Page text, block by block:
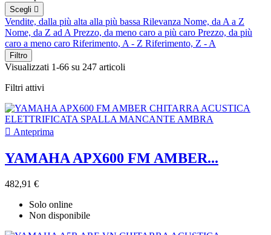
Scegli 
Vendite, dalla più alta alla più bassa Rilevanza Nome, da A a Z
Nome, da Z ad APrezzo, da meno caro a più caro Prezzo, da più
caro a meno caro Riferimento, A - Z Riferimento, Z - A
Filtro
Visualizzati 1-66 su 247 articoli
Filtri attivi
 Anteprima
YAMAHA APX600 FM AMBER...
482,91 €
Solo online
Non disponibile